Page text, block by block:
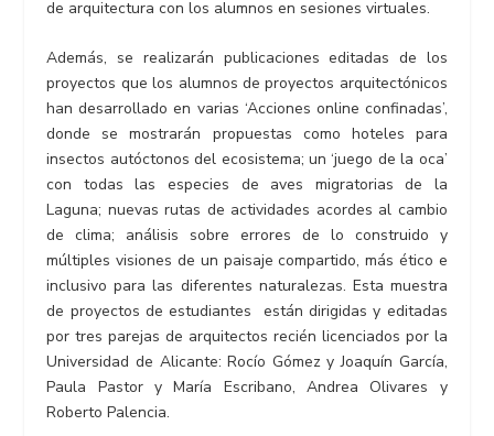
de arquitectura con los alumnos en sesiones virtuales.
Además, se realizarán publicaciones editadas de los
proyectos que los alumnos de proyectos arquitectónicos
han desarrollado en varias ‘Acciones online confinadas’,
donde se mostrarán propuestas como hoteles para
insectos autóctonos del ecosistema; un ‘juego de la oca’
con todas las especies de aves migratorias de la
Laguna; nuevas rutas de actividades acordes al cambio
de clima; análisis sobre errores de lo construido y
múltiples visiones de un paisaje compartido, más ético e
inclusivo para las diferentes naturalezas. Esta muestra
de proyectos de estudiantes están dirigidas y editadas
por tres parejas de arquitectos recién licenciados por la
Universidad de Alicante: Rocío Gómez y Joaquín García,
Paula Pastor y María Escribano, Andrea Olivares y
Roberto Palencia.